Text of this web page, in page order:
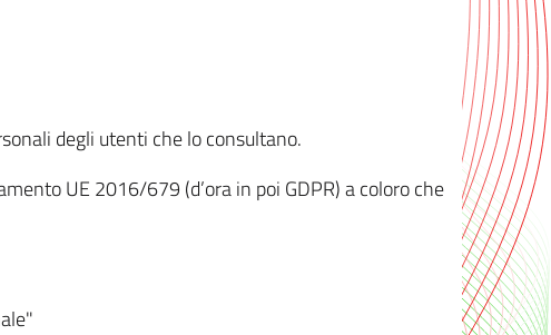
degli utenti che lo consultano.
UE 2016/679 (d’ora in poi GDPR) a coloro che